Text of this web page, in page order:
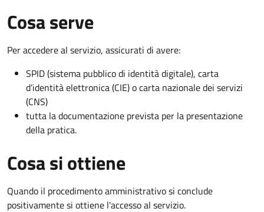
Cosa serve
Per accedere al servizio, assicurati di avere:
SPID (sistema pubblico di identità digitale), carta
d’identità elettronica (CIE) o carta nazionale dei servizi
(CNS)
tutta la documentazione prevista per la presentazione
della pratica.
Cosa si ottiene
Quando il procedimento amministrativo si conclude
positivamente si ottiene l'accesso al servizio.